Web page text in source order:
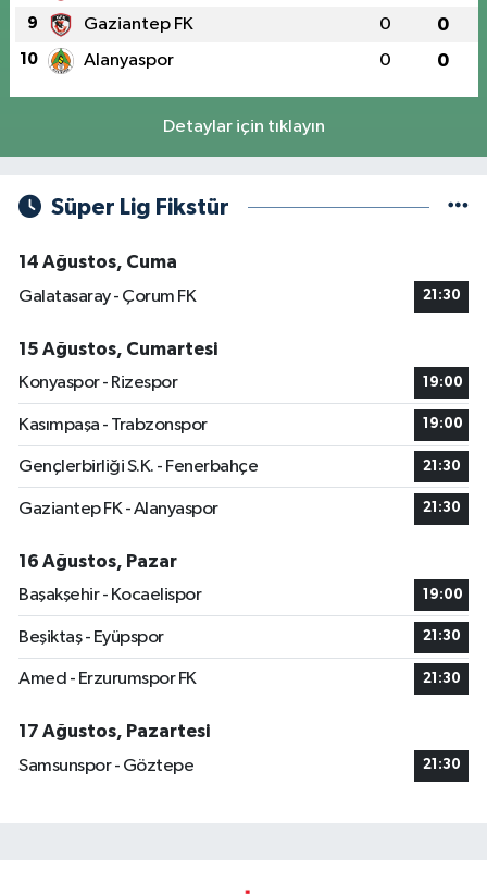
9 Gaziantep FK 0 0
10 Alanyaspor 0 0
Detaylar için tıklayın
Süper Lig Fikstür
14 Ağustos, Cuma
Galatasaray - Çorum FK
21:30
15 Ağustos, Cumartesi
Konyaspor - Rizespor
19:00
Kasımpaşa - Trabzonspor 19:00
Gençlerbirliği S.K. - Fenerbahçe 21:30
Gaziantep FK - Alanyaspor 21:30
16 Ağustos, Pazar
Başakşehir - Kocaelispor
19:00
Beşiktaş - Eyüpspor 21:30
Amed - Erzurumspor FK 21:30
17 Ağustos, Pazartesi
Samsunspor - Göztepe
21:30